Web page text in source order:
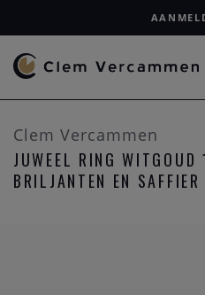
Clem Vercammen
JUWEEL RING WITGOUD
BRILJANTEN EN